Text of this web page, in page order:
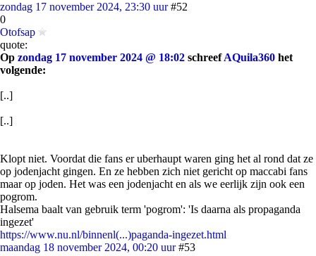
zondag 17 november 2024, 23:30 uur #52
0
Otofsap
quote:
Op zondag 17 november 2024 @ 18:02 schreefAQuila360 het
volgende:
[..]
[..]
Klopt niet. Voordat die fans er uberhaupt waren ging het al rond dat ze
op jodenjacht gingen. En ze hebben zich niet gericht op maccabi fans
maar op joden. Het was een jodenjacht en als we eerlijk zijn ook een
pogrom.
Halsema baalt van gebruik term 'pogrom': 'Is daarna als propaganda
ingezet'
https://www.nu.nl/binnenl(...)paganda-ingezet.html
maandag 18 november 2024, 00:20 uur #53